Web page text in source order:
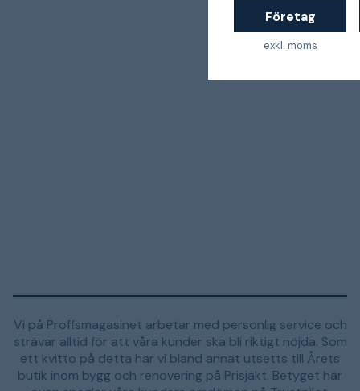
Företag
exkl. moms
Vi på Proffsmagasinet arbetar med personlig service och
strävar alltid för att våra kunder ska bli riktigt nöjda. Som
ett kvitto på detta har vi bland annat utsetts till Årets
butik inom bygg och renovering på Prisjakt. Betyget här